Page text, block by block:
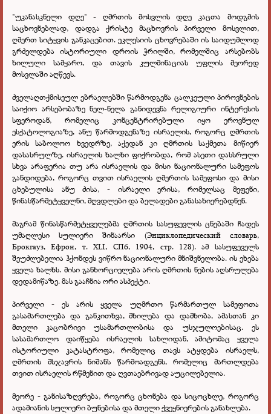
"უკანასკნელი დღე" - ღმრთის მოსვლის დღე კაცთა მოდგმის
საცხოვნებლად, დადგა ქრისტე მაცხოვრის პირველი მოსვლით,
ღმერთ სიტყვის განკაცებით. ეკლესიის ცხოვრებაში ის საიდუმლოდ
გრძელდება ისტორიული დროის ჭრილში, რომელშიც არსებობს
ხილული სამყარო, და თავის კულმინაციას უფლის მეორედ
მოსვლაში აღწევს.
ძველაღთქმისეულ ებრაელებში წარმოდგენა ცალკეული პიროვნების
საიქიო არსებობაზე ნელ-ნელა განიდევნა რელიგიური ინტერესის
სფეროდან, რომელიც კონცენტრირებული იყო ეროვნულ
ესქატოლოგიაზე, ანუ წარმოდგენაზე ისრაელის, როგორც ღმრთის
ერის საბოლოო ხვედრზე, აქედან კი ღმრთის საქმეთა მიწიერ
დასასრულზე. ისრაელის ხალხი ფიქრობდა, რომ ასეთი დასსრული
სხვა არაფერია თუ არა ისრაელის და მისი ნაციონალური სამეფოს
განდიდება, როგორც თვით ისრაელის ღმერთის სამეფოსი და მისი
ცხებულისა ანუ ძისა, - ისრაელი ერისა, რომელსაც მეფენი,
წინასწარმეტყველნი, მღვდლები და ბელადები განასახიერებდნენ.
მაგრამ წინასწარმეტყველებმა ღმრთის სასუფევლის ცნებაში ჩადეს
უმაღლესი სულიერი შინაარსი (Энциклопедический словарь,
Брокгауз, Ефрон, т. XLI, СПб, 1904, стр. 128). ამ სასუფეველს
შეუძლებელია ჰქონდეს ვიწრო ნაციონალური მნიშვნელობა. ის ეხება
ყველა ხალხს. მისი განხორციელება არის ღმრთის ნების აღსრულება
დედამიწაზე. მას გააჩნია ორი ასპექტი.
პირველი - ეს არის ყველა უღმრთო წარმართულ სამეფოთა
გასამართლება და განკითხვა, მხილება და დამხობა, ამასთან კი
მთელი კაცობრივი უსამართლობისა და უსჯულოებისაც. ეს
სასამართლო დაიწყება ისრაელის სახლიდან, ამიტომაც ყველა
ისტორიული კატასტროფა, რომელიც თავს ატყდება ისრაელს,
ღმრთის მსჯავრის ნიშანს წარმოადგენს, რომელიც მართლდება
თვით ისრაელის რწმენით და ღვთაებრივად აუცილებელია.
მეორე - განისაზღვრება, როგორც ცხონება და სიცოცხლე, როგორც
ადამიანის სულიერი ბუნებისა და მთელი ქვეყნიერების განახლება.